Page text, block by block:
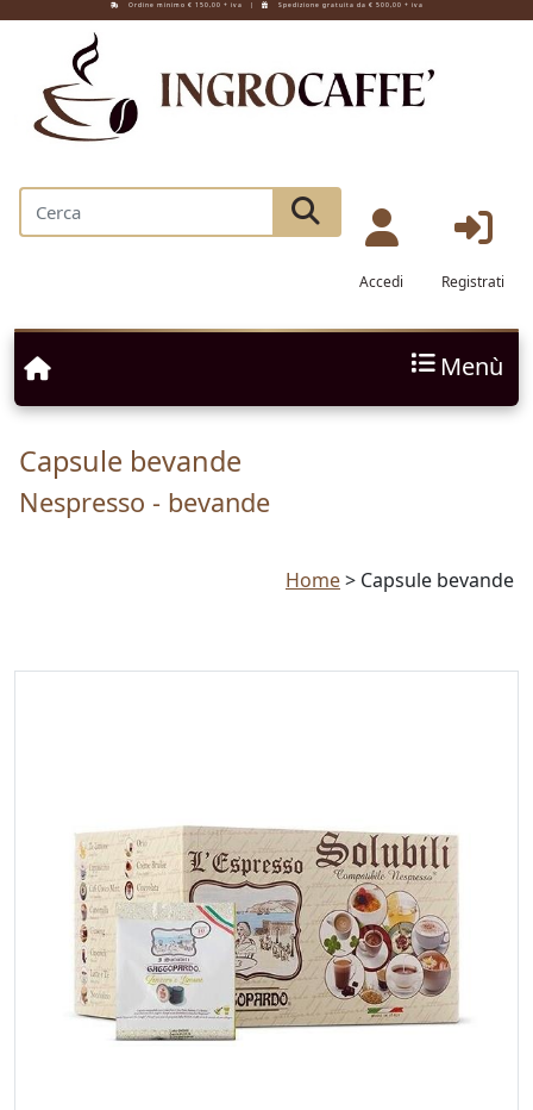
Ordine minimo € 150,00 + iva | Spedizione gratuita da € 500,00 + iva
Accedi Registrati
Menù
Capsule bevande
Nespresso - bevande
Home> Capsule bevande